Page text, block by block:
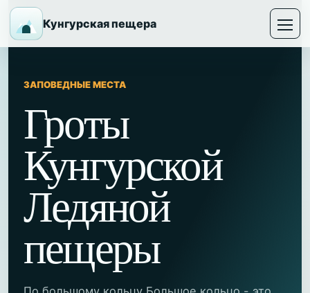
Кунгурская пещера
ЗАПОВЕДНЫЕ МЕСТА
Гроты
Кунгурской
Ледяной
пещеры